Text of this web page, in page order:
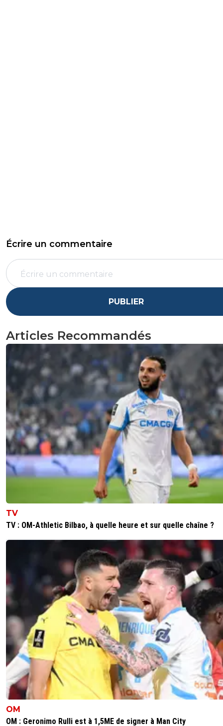
Écrire un commentaire
PUBLIER
Articles Recommandés
TV
TV : OM-Athletic Bilbao, à quelle heure et sur quelle chaîne ?
OM
OM : Geronimo Rulli est à 1,5ME de signer à Man City